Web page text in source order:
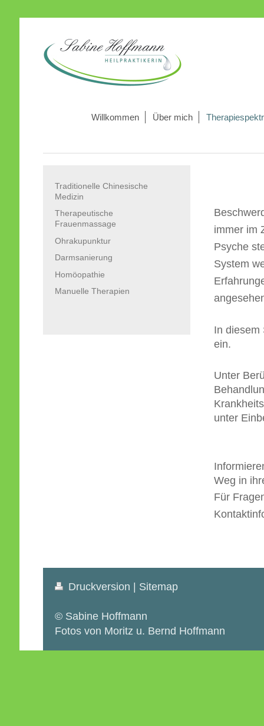
Willkommen Über mich
immer im
Psyche
System
In diesem
ein.
Unter
unter
Weg in
Für
Traditionelle Chinesische
Medizin
Therapeutische
Frauenmassage
Ohrakupunktur
Darmsanierung
Homöopathie
Manuelle Therapien
Druckversion Sitemap
© Sabine Hoffmann
Fotos von Moritz u. Bernd Hoffmann